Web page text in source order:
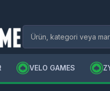
VELO GAMES